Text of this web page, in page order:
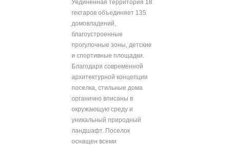
Уединенная территория 18
гектаров объединяет 135
домовладений,
благоустроенные
прогулочные зоны, детские
и спортивные площадки.
Благодаря современной
архитектурной концепции
поселка, стильные дома
органично вписаны в
окружающую среду и
уникальный природный
ландшафт. Поселок
оснащен всеми